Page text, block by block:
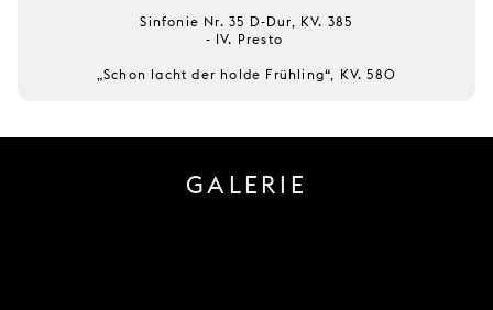
Sinfonie Nr. 35 D-Dur, KV. 385
- IV. Presto
„Schon lacht der holde Frühling“, KV. 580
GALERIE